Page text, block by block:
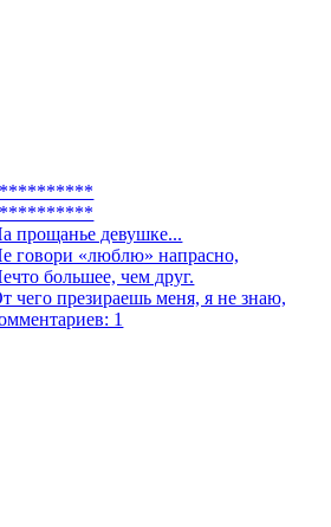
прощанье девушке...
говори «люблю» напрасно,
большее, чем друг.
чего презираешь меня, я не знаю,
1